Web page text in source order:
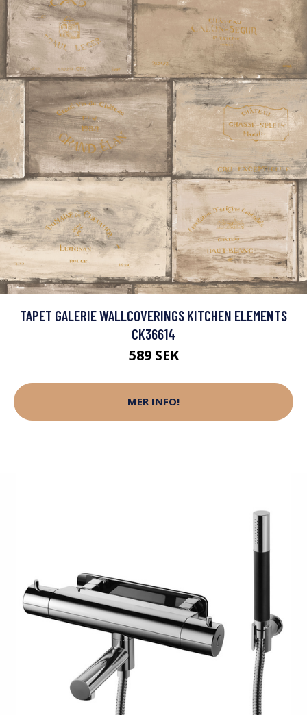
TAPET GALERIE WALLCOVERINGS KITCHEN ELEMENTS
CK36614
589 SEK
MER INFO!